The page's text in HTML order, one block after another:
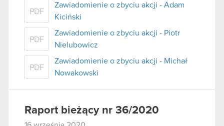
PDF
Zawiadomienie o zbyciu akcji - Adam
Kiciński
PDF
Zawiadomienie o zbyciu akcji - Piotr
Nielubowicz
PDF
Zawiadomienie o zbyciu akcji - Michał
Nowakowski
Raport bieżący nr 36/2020